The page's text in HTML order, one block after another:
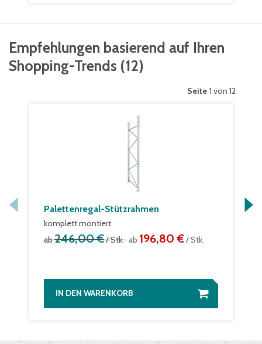
Empfehlungen basierend auf Ihren
Shopping-Trends (12)
Seite 1 von 12
Palettenregal-Stützrahmen
komplett montiert
ab246,00 €/ Stk. ab 196,80 €/ Stk.
IN DEN WARENKORB